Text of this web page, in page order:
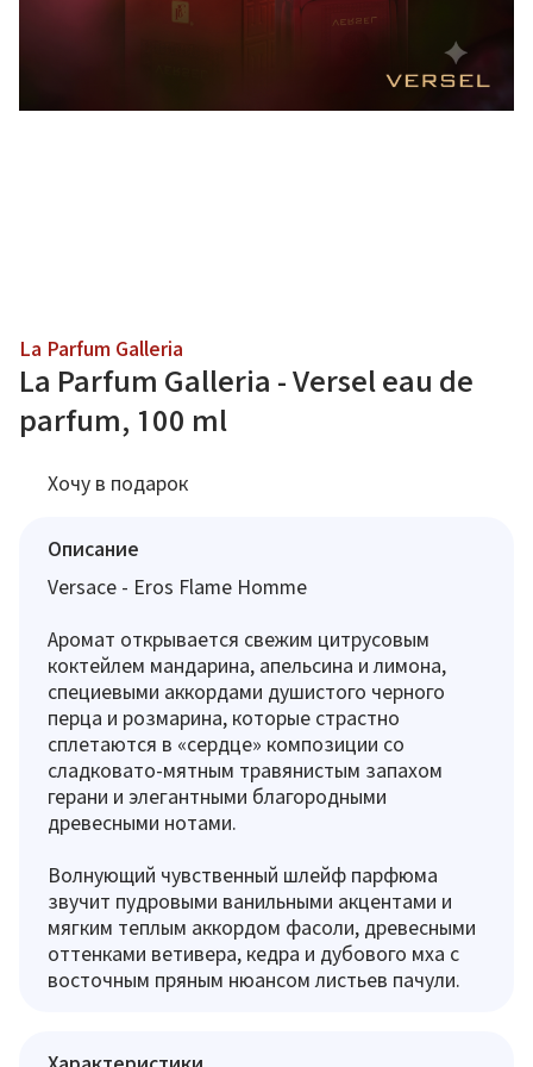
La Parfum Galleria
La Parfum Galleria - Versel eau de
parfum, 100 ml
Хочу в подарок
Описание
Versace - Eros Flame Homme
Аромат открывается свежим цитрусовым
коктейлем мандарина, апельсина и лимона,
специевыми аккордами душистого черного
перца и розмарина, которые страстно
сплетаются в «сердце» композиции со
сладковато-мятным травянистым запахом
герани и элегантными благородными
древесными нотами.
Волнующий чувственный шлейф парфюма
звучит пудровыми ванильными акцентами и
мягким теплым аккордом фасоли, древесными
оттенками ветивера, кедра и дубового мха с
восточным пряным нюансом листьев пачули.
Характеристики